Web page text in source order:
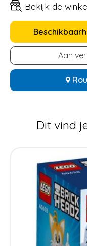
Bekijk de
Aan
Dit vind
Items van